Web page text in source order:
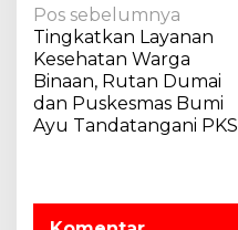
N
a
v
i
g
s
Pos sebelumnya
Tingkatkan Layanan
Kesehatan Warga
Binaan, Rutan Dumai
dan Puskesmas Bumi
Ayu Tandatangani PKS